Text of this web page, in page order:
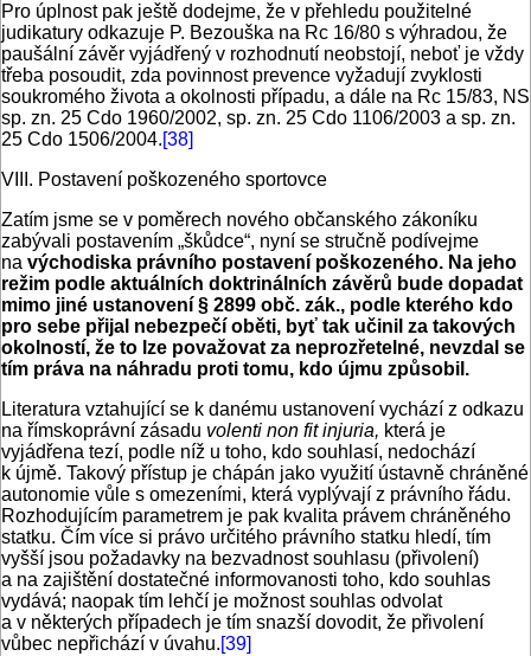
Pro úplnost pak ještě dodejme, že v přehledu použitelné
judikatury odkazuje P. Bezouška na Rc 16/80 s výhradou, že
paušální závěr vyjádřený v rozhodnutí neobstojí, neboť je vždy
třeba posoudit, zda povinnost prevence vyžadují zvyklosti
soukromého života a okolnosti případu, a dále na Rc 15/83, NS
sp. zn. 25 Cdo 1960/2002, sp. zn. 25 Cdo 1106/2003 a sp. zn.
25 Cdo 1506/2004.[38]
VIII. Postavení poškozeného sportovce
Zatím jsme se v poměrech nového občanského zákoníku
zabývali postavením „škůdce“, nyní se stručně podívejme
na východiska právního postavení poškozeného. Na jeho
režim podle aktuálních doktrinálních závěrů bude dopadat
mimo jiné ustanovení § 2899 obč. zák., podle kterého kdo
pro sebe přijal nebezpečí oběti, byť tak učinil za takových
okolností, že to lze považovat za neprozřetelné, nevzdal se
tím práva na náhradu proti tomu, kdo újmu způsobil.
Literatura vztahující se k danému ustanovení vychází z odkazu
na římskoprávní zásadu volenti non fit injuria, která je
vyjádřena tezí, podle níž u toho, kdo souhlasí, nedochází
k újmě. Takový přístup je chápán jako využití ústavně chráněné
autonomie vůle s omezeními, která vyplývají z právního řádu.
Rozhodujícím parametrem je pak kvalita právem chráněného
statku. Čím více si právo určitého právního statku hledí, tím
vyšší jsou požadavky na bezvadnost souhlasu (přivolení)
a na zajištění dostatečné informovanosti toho, kdo souhlas
vydává; naopak tím lehčí je možnost souhlas odvolat
a v některých případech je tím snazší dovodit, že přivolení
vůbec nepřichází v úvahu.[39]